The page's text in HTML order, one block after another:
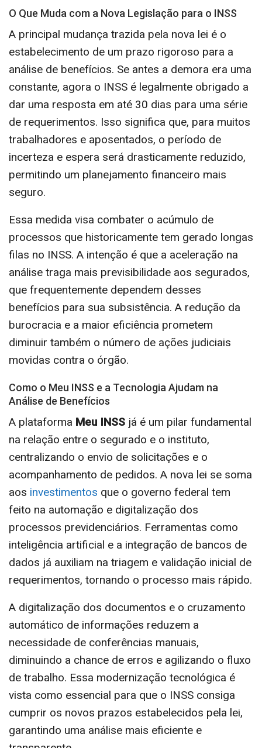
O Que Muda com a Nova Legislação para o INSS
A principal mudança trazida pela nova lei é o
estabelecimento de um prazo rigoroso para a
análise de benefícios. Se antes a demora era uma
constante, agora o INSS é legalmente obrigado a
dar uma resposta em até 30 dias para uma série
de requerimentos. Isso significa que, para muitos
trabalhadores e aposentados, o período de
incerteza e espera será drasticamente reduzido,
permitindo um planejamento financeiro mais
seguro.
Essa medida visa combater o acúmulo de
processos que historicamente tem gerado longas
filas no INSS. A intenção é que a aceleração na
análise traga mais previsibilidade aos segurados,
que frequentemente dependem desses
benefícios para sua subsistência. A redução da
burocracia e a maior eficiência prometem
diminuir também o número de ações judiciais
movidas contra o órgão.
Como o Meu INSS e a Tecnologia Ajudam na
Análise de Benefícios
A plataforma Meu INSS já é um pilar fundamental
na relação entre o segurado e o instituto,
centralizando o envio de solicitações e o
acompanhamento de pedidos. A nova lei se soma
aos investimentos que o governo federal tem
feito na automação e digitalização dos
processos previdenciários. Ferramentas como
inteligência artificial e a integração de bancos de
dados já auxiliam na triagem e validação inicial de
requerimentos, tornando o processo mais rápido.
A digitalização dos documentos e o cruzamento
automático de informações reduzem a
necessidade de conferências manuais,
diminuindo a chance de erros e agilizando o fluxo
de trabalho. Essa modernização tecnológica é
vista como essencial para que o INSS consiga
cumprir os novos prazos estabelecidos pela lei,
garantindo uma análise mais eficiente e